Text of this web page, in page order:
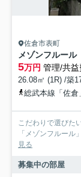
佐倉市表町
メゾンフルール
5万円 管理/共
26.08㎡ (1R) /築
総武本線「佐倉
こだわりで選びた
「メゾンフルール
見る
募集中の部屋